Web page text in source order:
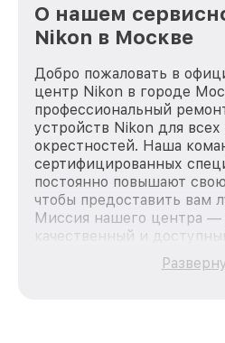
О нашем
Nikon в Москве
Добро пожаловать в
центр Nikon в городе
профессиональный
устройств Nikon для
окрестностей. Наша
сертифицированных
постоянно повышают
чтобы предоставить вам
Миссия нашего центра —
качественный и
каждого пользователя
зависимости от